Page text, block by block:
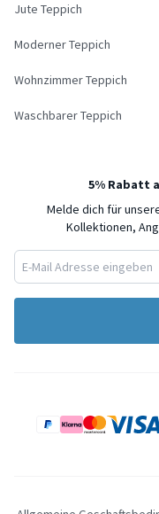
Jute Teppich
Moderner Teppich
Wohnzimmer Teppich
Waschbarer Teppich
5% Rabatt
Melde dich für
Kollektionen,